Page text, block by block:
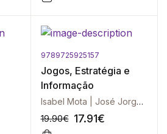
9789725925157
Jogos, Estratégia e
Informação
Isabel Mota | José Jorge | Paula Sarmento
19.90€ 17.91€